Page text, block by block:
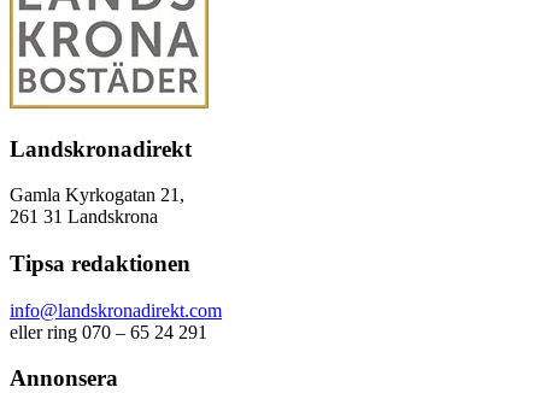
Landskronadirekt
Gamla Kyrkogatan 21,
261 31 Landskrona
Tipsa redaktionen
info@landskronadirekt.com
eller ring 070 – 65 24 291
Annonsera